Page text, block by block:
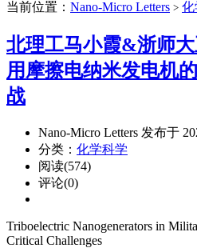
当前位置： Nano-Micro Letters > 化
北理工马小霞&浙师
用摩擦电纳米发电机
战
Nano-Micro Letters 发布于
分类： 化学科学
阅读(574)
评论(0)
Triboelectric Nanogenerators in
Critical Challenges